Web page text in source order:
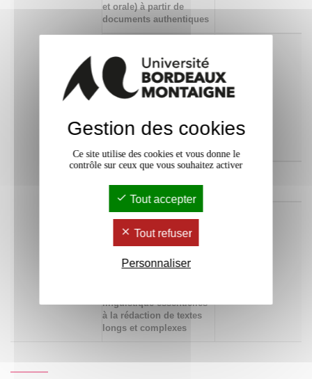
et orale) à partir de
documents authentiques
fins de formation ou de
transfert de
connaissances, lors
d'échanges
et par écrit, en français
et dans au moins une
esprit de synthèse
350 Maîtriser les
concepts essentiels de
la prononciation de
(phonétique/phonologie)
linguistique essentielles
à la rédaction de textes
longs et complexes
Gestion des cookies
Ce site utilise des cookies et vous donne le
contrôle sur ceux que vous souhaitez activer
Tout accepter
Tout refuser
Personnaliser